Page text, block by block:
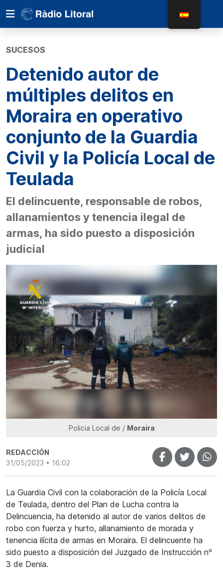
SUCESOS
Detenido autor de
múltiples delitos en
Moraira en operativo
conjunto de la Guardia
Civil y la Policía Local de
Teulada
El delincuente, responsable de robos,
allanamientos y tenencia ilegal de
armas, ha sido puesto a disposición
judicial
Policia Local de / Moraira
REDACCIÓN
31/05/2023 • 16:02
La Guardia Civil con la colaboración de la Policía Local
de Teulada, dentro del Plan de Lucha contra la
Delincuencia, ha detenido al autor de varios delitos de
robo con fuerza y hurto, allanamiento de morada y
tenencia ilícita de armas en Moraira. El delincuente ha
sido puesto a disposición del Juzgado de Instrucción nº
3 de Denia.